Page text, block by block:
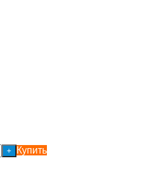
+
Купить